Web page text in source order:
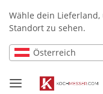
Wähle dein
Standort zu sehen.
Österreich